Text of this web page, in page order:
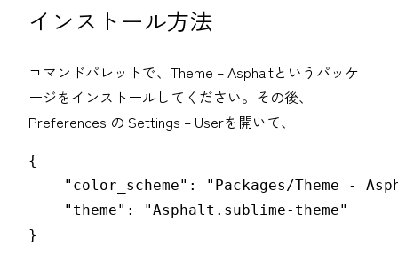
インストール方法
コマンドパレットで、Theme – Asphaltというパッケ
ージをインストールしてください。その後、
Preferences の Settings – Userを開いて、
{
"color_scheme": "Packages/Theme -
    "theme": "Asphalt.sublime-theme"
}